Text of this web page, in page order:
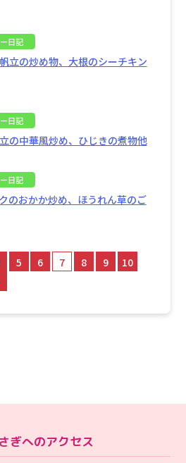
日記
立の炒め物、大根のシーチキン
日記
の中華風炒め、ひじきの煮物他
日記
のおかか炒め、ほうれん草のご
5 6 7 8 9
10
ぎへのアクセス